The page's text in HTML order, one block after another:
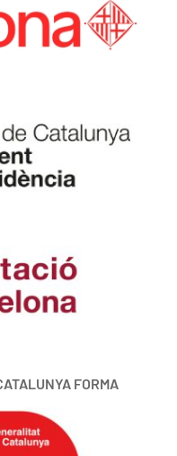
FORMA